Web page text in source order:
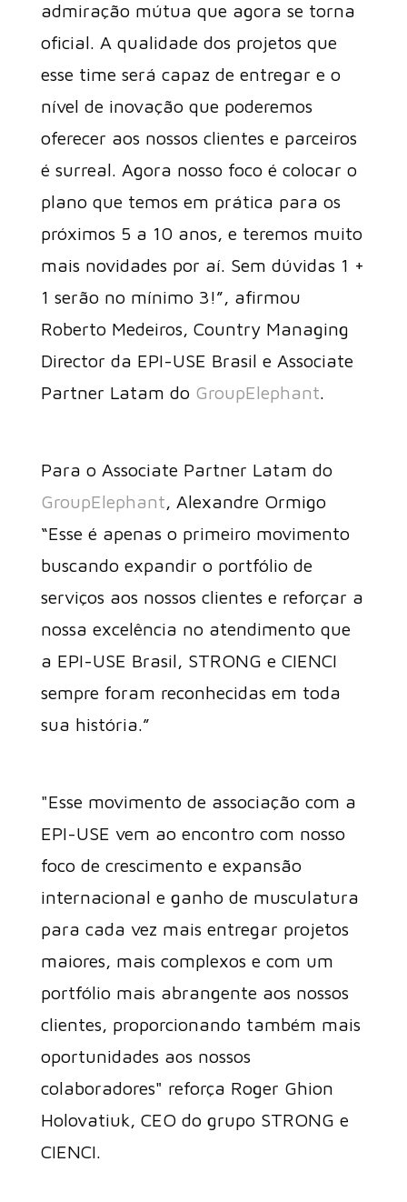
admiração mútua que agora se torna
oficial. A qualidade dos projetos que
esse time será capaz de entregar e o
nível de inovação que poderemos
oferecer aos nossos clientes e parceiros
é surreal. Agora nosso foco é colocar o
plano que temos em prática para os
próximos 5 a 10 anos, e teremos muito
mais novidades por aí. Sem dúvidas 1 +
1 serão no mínimo 3!”, afirmou
Roberto Medeiros, Country Managing
Director da EPI-USE Brasil e Associate
Partner Latam do GroupElephant
Para o Associate Partner Latam do
GroupElephant , Alexandre Ormigo
“Esse é apenas o primeiro movimento
buscando expandir o portfólio de
serviços aos nossos clientes e reforçar a
nossa excelência no atendimento que
a EPI-USE Brasil, STRONG e CIENCI
sempre foram reconhecidas em toda
sua história.”
"Esse movimento de associação com a
EPI-USE vem ao encontro com nosso
foco de crescimento e expansão
internacional e ganho de musculatura
para cada vez mais entregar projetos
maiores, mais complexos e com um
portfólio mais abrangente aos nossos
clientes, proporcionando também mais
oportunidades aos nossos
colaboradores" reforça Roger Ghion
Holovatiuk, CEO do grupo STRONG e
CIENCI.